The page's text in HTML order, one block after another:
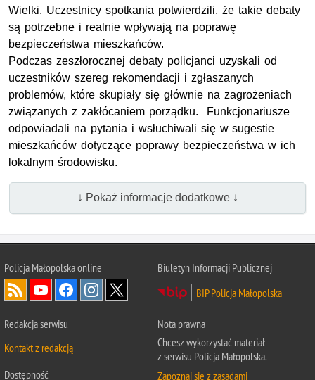
Wielki. Uczestnicy spotkania potwierdzili, że takie debaty
są potrzebne i realnie wpływają na poprawę
bezpieczeństwa mieszkańców.
Podczas zeszłorocznej debaty policjanci uzyskali od
uczestników szereg rekomendacji i zgłaszanych
problemów, które skupiały się głównie na zagrożeniach
związanych z zakłócaniem porządku. Funkcjonariusze
odpowiadali na pytania i wsłuchiwali się w sugestie
mieszkańców dotyczące poprawy bezpieczeństwa w ich
lokalnym środowisku.
↓ Pokaż informacje dodatkowe ↓
Policja Małopolska online
Biuletyn Informacji Publicznej
BIP Policja Małopolska
Redakcja serwisu
Kontakt z redakcją
Dostępność
Nota prawna
Chcesz wykorzystać materiał
z serwisu Policja Małopolska.
Zapoznaj się z zasadami